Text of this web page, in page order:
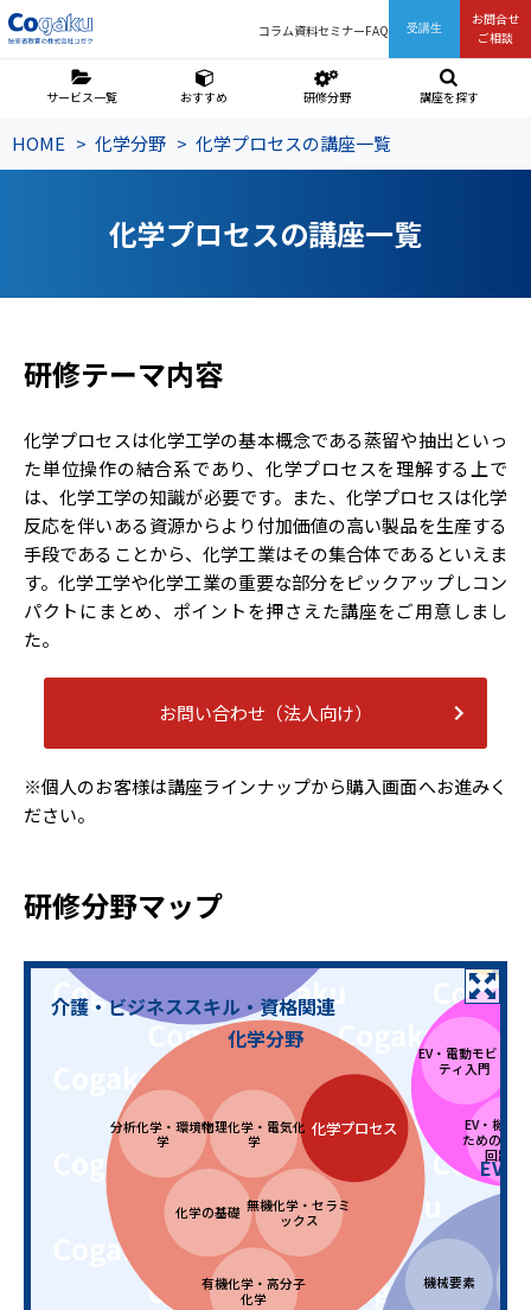
コラム資料セミナーFAQ 受講生
お問合せ
ご相談
サービス一覧 おすすめ 研修分野 講座を探す
HOME 化学分野 化学プロセスの講座一覧
化学プロセスの講座一覧
研修テーマ内容
化学プロセスは化学工学の基本概念である蒸留や抽出といっ
た単位操作の結合系であり、化学プロセスを理解する上で
は、化学工学の知識が必要です。また、化学プロセスは化学
反応を伴いある資源からより付加価値の高い製品を生産する
手段であることから、化学工業はその集合体であるといえま
す。化学工学や化学工業の重要な部分をピックアップしコン
パクトにまとめ、ポイントを押さえた講座をご用意しまし
た。
お問い合わせ（法人向け）
※個人のお客様は講座ラインナップから購入画面へお進みく
ださい。
研修分野マップ
EV・電動モビリ
ティ入門
EV・機械
ための電気
回路入
機械要素
体験型eラー
半導体デバイス
化学の基礎 無機化学・セラミ
ックス
有機化学・高分子
化学
物理化学・電気化
学
分析化学・環境化
学
化学プロセス
QC検定®
マネジメント
社会人基礎力 事術
スキル
グローバル
ス・マネジメ
ント®検定
外国人
EV分
電
化学分野
介護・ビジネススキル・資格関連